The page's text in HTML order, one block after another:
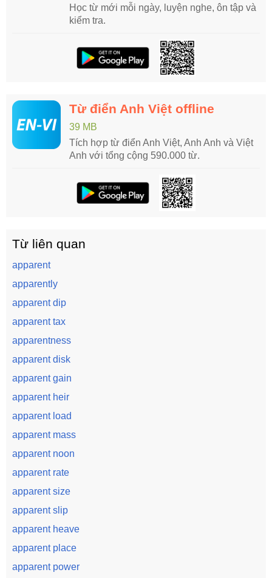
Học từ mới mỗi ngày, luyện nghe, ôn tập và
kiểm tra.
Từ điển Anh Việt offline
39 MB
Tích hợp từ điển Anh Việt, Anh Anh và Việt
Anh với tổng cộng 590.000 từ.
Từ liên quan
apparent
apparently
apparent dip
apparent tax
apparentness
apparent disk
apparent gain
apparent heir
apparent load
apparent mass
apparent noon
apparent rate
apparent size
apparent slip
apparent heave
apparent place
apparent power